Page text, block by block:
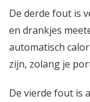
De derde fout is
en drankjes
automatisch
zijn, zolang je
De vierde fout is